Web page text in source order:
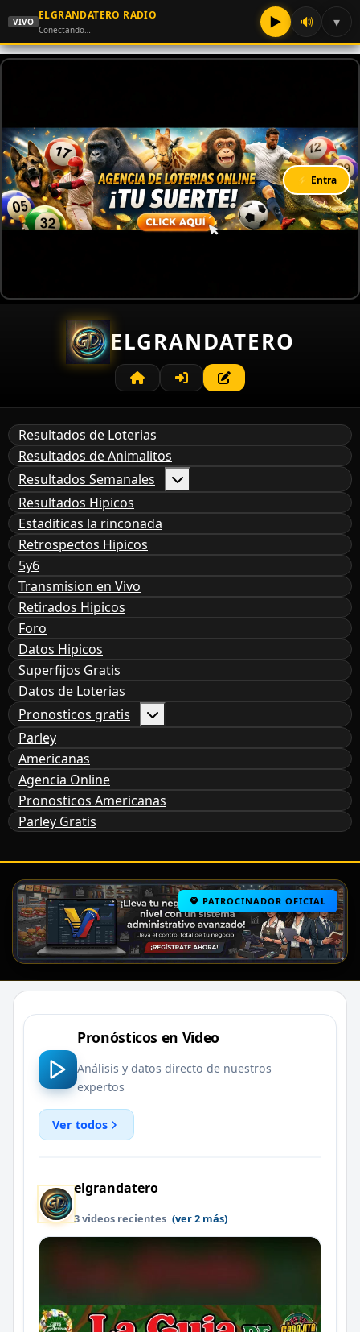
VIVO
ELGRANDATERO RADIO
Conectando… ▶ 🔊 ▾
⚡ Entra
ELGRANDATERO
Resultados de Loterias
Resultados de Animalitos
Resultados Semanales
Resultados Hipicos
Estaditicas la rinconada
Retrospectos Hipicos
5y6
Transmision en Vivo
Retirados Hipicos
Foro
Datos Hipicos
Superfijos Gratis
Datos de Loterias
Pronosticos gratis
Parley
Americanas
Agencia Online
Pronosticos Americanas
Parley Gratis
PATROCINADOR OFICIAL
Pronósticos en Video
Análisis y datos directo de nuestros
expertos
Ver todos
elgrandatero
3 videos recientes (ver 2 más)